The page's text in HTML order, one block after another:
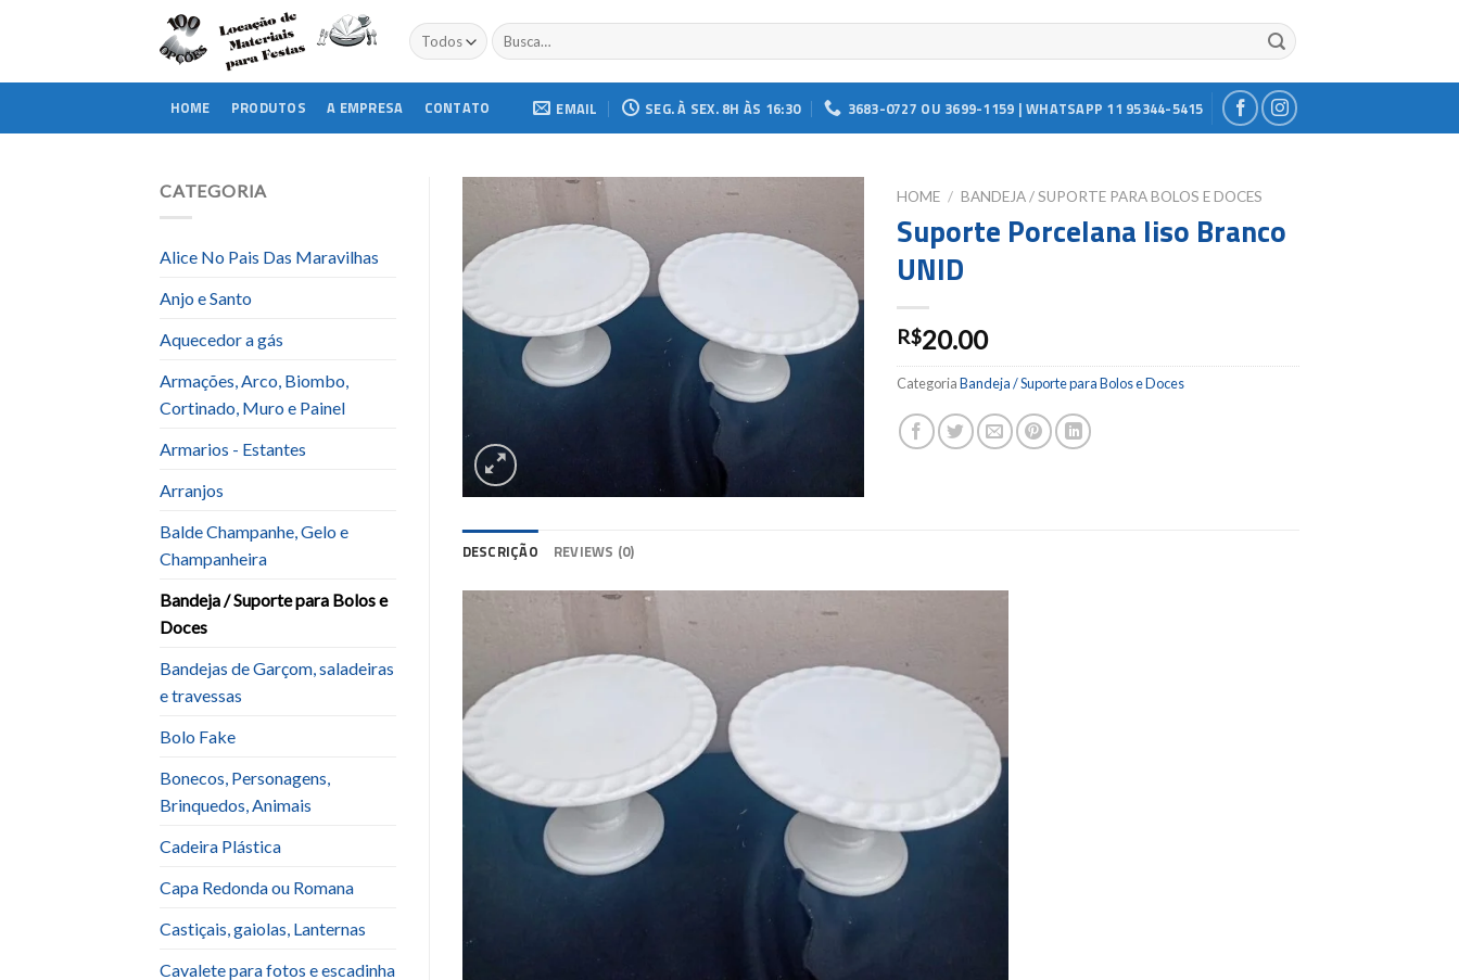
Buscar
por:
HOME PRODUTOS A EMPRESA CONTATO EMAIL SEG. À SEX. 8H ÀS 16:30 3683-0727 OU 3699-1159 | WHATSAPP 11 95344-5415
CATEGORIA
Alice No Pais Das Maravilhas
Anjo e Santo
Aquecedor a gás
Armações, Arco, Biombo,
Cortinado, Muro e Painel
Armarios - Estantes
Arranjos
Balde Champanhe, Gelo e
Champanheira
Bandeja / Suporte para Bolos e
Doces
Bandejas de Garçom, saladeiras
e travessas
Bolo Fake
Bonecos, Personagens,
Brinquedos, Animais
Cadeira Plástica
Capa Redonda ou Romana
Castiçais, gaiolas, Lanternas
Cavalete para fotos e escadinha
Add to
wishlist
HOME / BANDEJA / SUPORTE PARA BOLOS E DOCES
Suporte Porcelana liso Branco
UNID
R$20.00
CategoriaBandeja / Suporte para Bolos e Doces
DESCRIÇÃO REVIEWS (0)